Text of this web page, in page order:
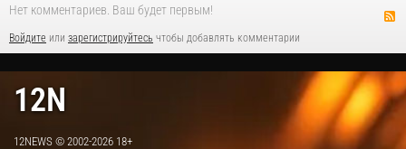
Нет комментариев. Ваш будет первым!
Войдите или зарегистрируйтесь чтобы добавлять комментарии
12N
12NEWS © 2002-2026 18+